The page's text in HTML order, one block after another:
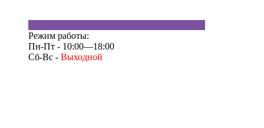
Режим работы:
Пн-Пт - 10:00—18:00
Сб-Вс - Выходной